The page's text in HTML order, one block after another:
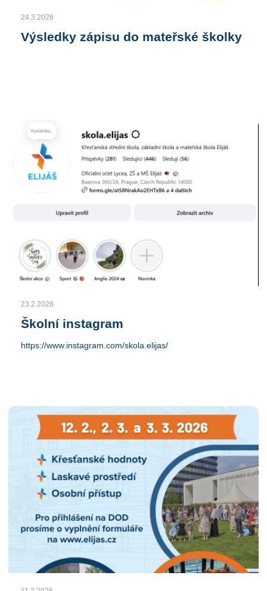
24.3.2026
Výsledky zápisu do mateřské školky
23.2.2026
Školní instagram
https://www.instagram.com/skola.elijas/